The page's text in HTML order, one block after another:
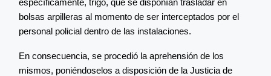
bolsas arpilleras al momento de ser interceptados por el
personal policial dentro de las instalaciones.
En consecuencia, se procedió la aprehensión de los
mismos, poniéndoselos a disposición de la Justicia de